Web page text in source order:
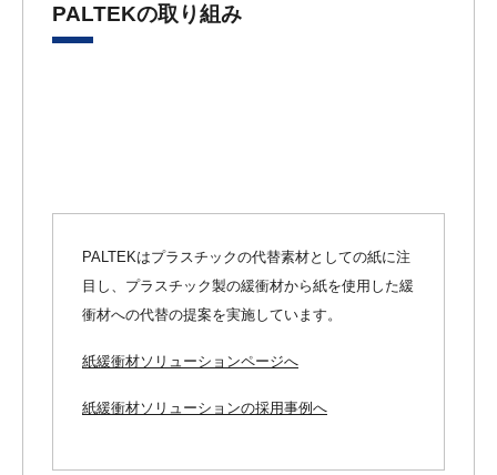
PALTEKの取り組み
PALTEKはプラスチックの代替素材としての紙に注
目し、プラスチック製の緩衝材から紙を使用した緩
衝材への代替の提案を実施しています。
紙緩衝材ソリューションページへ
紙緩衝材ソリューションの採用事例へ